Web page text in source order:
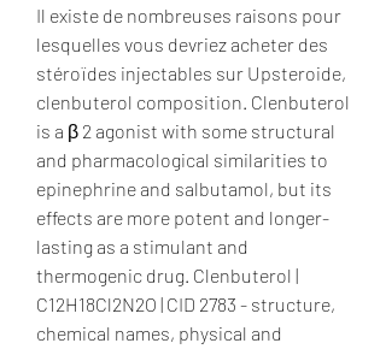
Il existe de nombreuses raisons pour
lesquelles vous devriez acheter des
stéroïdes injectables sur Upsteroide,
clenbuterol composition. Clenbuterol
is a β 2 agonist with some structural
and pharmacological similarities to
epinephrine and salbutamol, but its
effects are more potent and longer-
lasting as a stimulant and
thermogenic drug. Clenbuterol |
C12H18Cl2N2O | CID 2783 - structure,
chemical names, physical and